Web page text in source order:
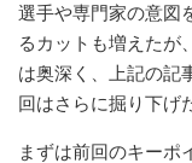
選手や専門家の意図
るカットも増えたが
は奥深く、上記の記
回はさらに掘り下げ
まずは前回のキーポ